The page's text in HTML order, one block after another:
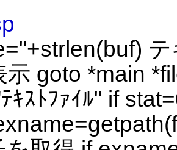
示 goto *main
ｷｽﾄﾌｧｲﾙ" if